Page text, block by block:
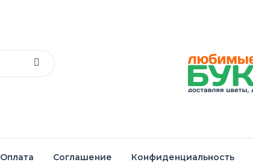
Оплата Соглашение Конфиденциальность